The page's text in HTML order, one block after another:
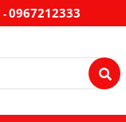
-0967212333